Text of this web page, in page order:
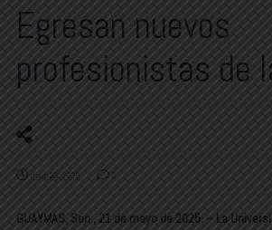
Egresan nuevos
profesionistas de
mayo 23, 2025 0
GUAYMAS, Son., 21 de mayo de 2025. – La